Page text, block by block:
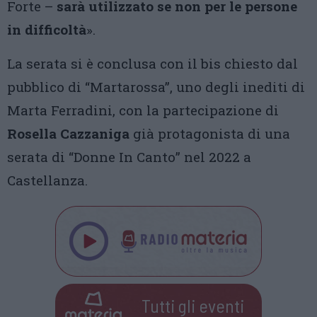
Forte – sarà utilizzato se non per le persone
in difficoltà».
La serata si è conclusa con il bis chiesto dal
pubblico di “Martarossa”, uno degli inediti di
Marta Ferradini, con la partecipazione di
Rosella Cazzaniga già protagonista di una
serata di “Donne In Canto” nel 2022 a
Castellanza.
Tutti gli eventi